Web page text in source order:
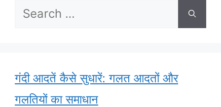
Search
गंदी आदतें कैसे सुधारें: गलत आदतों और
गलतियों का समाधान